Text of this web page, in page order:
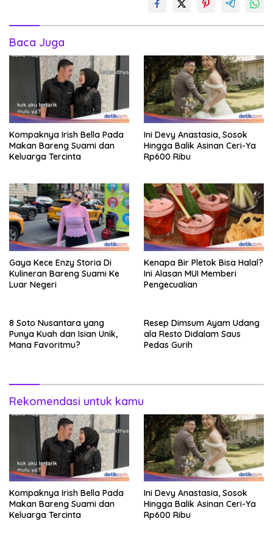
Baca Juga
Kompaknya Irish Bella Pada
Makan Bareng Suami dan
Keluarga Tercinta
Ini Devy Anastasia, Sosok
Hingga Balik Asinan Ceri-Ya
Rp600 Ribu
Gaya Kece Enzy Storia Di
Kulineran Bareng Suami Ke
Luar Negeri
Kenapa Bir Pletok Bisa Halal?
Ini Alasan MUI Memberi
Pengecualian
8 Soto Nusantara yang
Punya Kuah dan Isian Unik,
Mana Favoritmu?
Resep Dimsum Ayam Udang
ala Resto Didalam Saus
Pedas Gurih
Rekomendasi untuk kamu
Kompaknya Irish Bella Pada
Makan Bareng Suami dan
Keluarga Tercinta
Ini Devy Anastasia, Sosok
Hingga Balik Asinan Ceri-Ya
Rp600 Ribu